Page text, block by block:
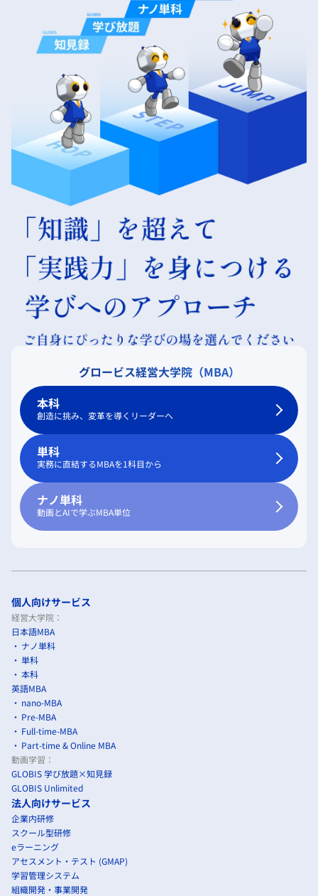
グロービス経営大学院（MBA）
本科
創造に挑み、変革を導くリーダーへ
単科
実務に直結するMBAを1科目から
ナノ単科
動画とAIで学ぶMBA単位
個人向けサービス
経営大学院：
日本語MBA
ナノ単科
単科
本科
英語MBA
nano-MBA
Pre-MBA
Full-time-MBA
Part-time & Online MBA
動画学習：
GLOBIS 学び放題×知見録
GLOBIS Unlimited
法人向けサービス
企業内研修
スクール型研修
eラーニング
アセスメント・テスト (GMAP)
学習管理システム
組織開発・事業開発